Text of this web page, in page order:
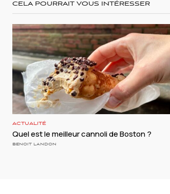
CELA POURRAIT VOUS INTÉRESSER
ACTUALITÉ
Quel est le meilleur cannoli de Boston ?
BENOIT LANDON